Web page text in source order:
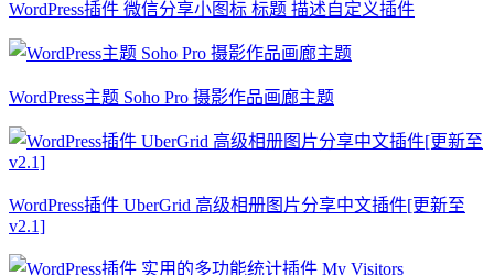
WordPress插件 微信分享小图标 标题 描述自定义插件
WordPress主题 Soho Pro 摄影作品画廊主题
WordPress插件 UberGrid 高级相册图片分享中文插件[更新至
v2.1]